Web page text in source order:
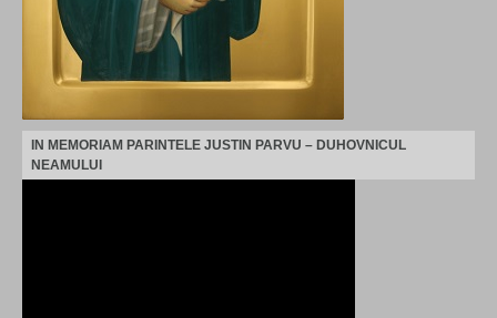
IN MEMORIAM PARINTELE JUSTIN PARVU – DUHOVNICUL
NEAMULUI